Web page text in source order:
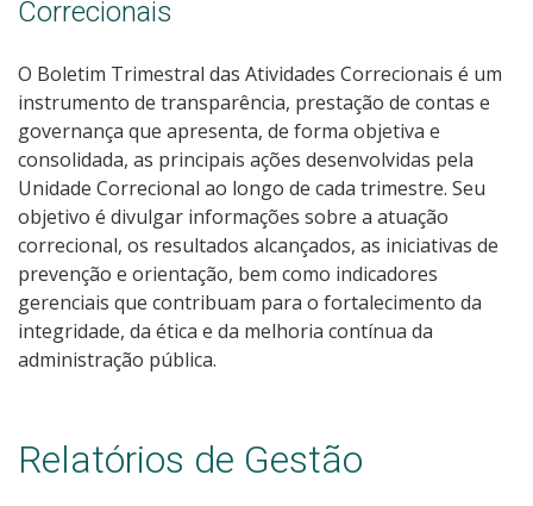
Correcionais
O Boletim Trimestral das Atividades Correcionais é um
instrumento de transparência, prestação de contas e
governança que apresenta, de forma objetiva e
consolidada, as principais ações desenvolvidas pela
Unidade Correcional ao longo de cada trimestre. Seu
objetivo é divulgar informações sobre a atuação
correcional, os resultados alcançados, as iniciativas de
prevenção e orientação, bem como indicadores
gerenciais que contribuam para o fortalecimento da
integridade, da ética e da melhoria contínua da
administração pública.
Relatórios de Gestão